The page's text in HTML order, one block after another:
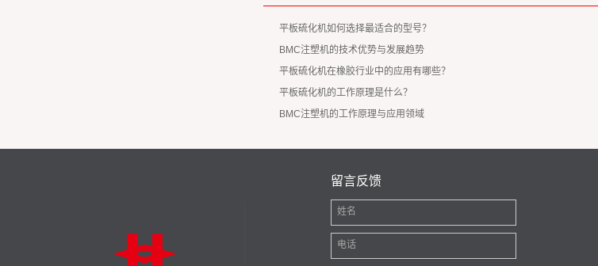
平板硫化机如何选择最适合的型号？
BMC注塑机的技术优势与发展趋势
平板硫化机在橡胶行业中的应用有哪些？
平板硫化机的工作原理是什么？
BMC注塑机的工作原理与应用领域
留言反馈
姓名
电话